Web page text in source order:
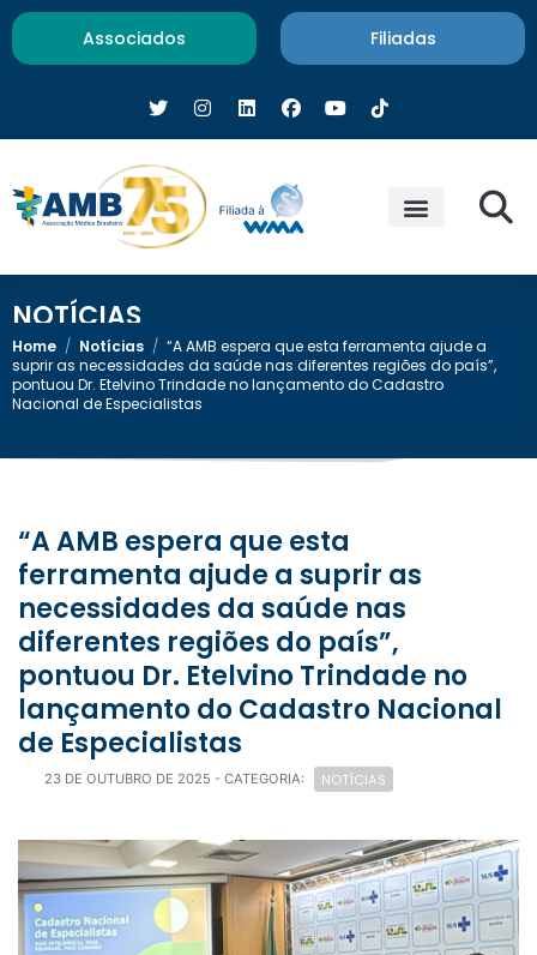
Associados Filiadas
NOTÍCIAS
Home / Notícias / “A AMB espera que esta ferramenta ajude a
suprir as necessidades da saúde nas diferentes regiões do país”,
pontuou Dr. Etelvino Trindade no lançamento do Cadastro
Nacional de Especialistas
“A AMB espera que esta
ferramenta ajude a suprir as
necessidades da saúde nas
diferentes regiões do país”,
pontuou Dr. Etelvino Trindade no
lançamento do Cadastro Nacional
de Especialistas
23 DE OUTUBRO DE 2025 - CATEGORIA: NOTÍCIAS